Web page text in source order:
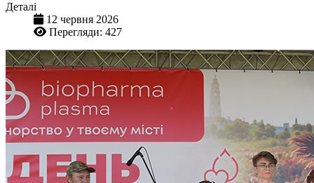
Деталі
12 червня 2026
Перегляди: 427